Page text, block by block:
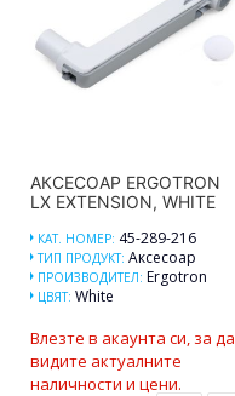
АКСЕСОАР ERGOTRON
LX EXTENSION, WHITE
КАТ. НОМЕР: 45-289-216
ТИП ПРОДУКТ: Аксесоар
ПРОИЗВОДИТЕЛ: Ergotron
ЦВЯТ: White
Влезте в акаунта си, за да
видите актуалните
наличности и цени.